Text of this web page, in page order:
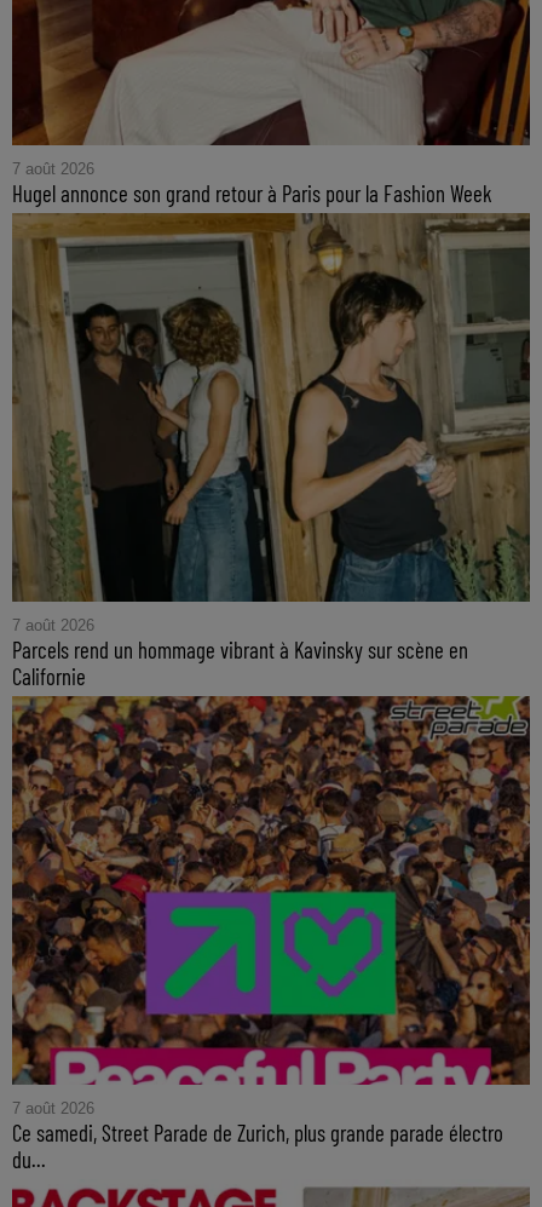
7 août 2026
Hugel annonce son grand retour à Paris pour la Fashion Week
7 août 2026
Parcels rend un hommage vibrant à Kavinsky sur scène en
Californie
7 août 2026
Ce samedi, Street Parade de Zurich, plus grande parade électro
du...